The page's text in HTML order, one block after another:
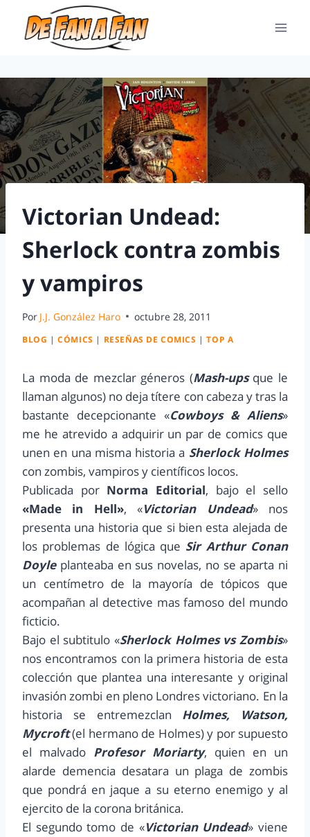
Victorian Undead:
Sherlock contra zombis
y vampiros
Por J.J. González Haro octubre 28, 2011
BLOG |CÓMICS | RESEÑAS DE COMICS |TOP A
La moda de mezclar géneros (Mash-upsque le
llaman algunos) no deja títere con cabeza y tras la
bastante decepcionante «Cowboys & Aliens»
me he atrevido a adquirir un par de comics que
unen en una misma historia a Sherlock Holmes
con zombis, vampiros y científicos locos.
Publicada por Norma Editorial, bajo el sello
«Made in Hell», «Victorian Undead» nos
presenta una historia que si bien esta alejada de
los problemas de lógica que Sir Arthur Conan
Doyleplanteaba en sus novelas, no se aparta ni
un centímetro de la mayoría de tópicos que
acompañan al detective mas famoso del mundo
ficticio.
Bajo el subtitulo «Sherlock Holmes vs Zombis»
nos encontramos con la primera historia de esta
colección que plantea una interesante y original
invasión zombi en pleno Londres victoriano. En la
historia se entremezclan Holmes, Watson,
Mycroft(el hermano de Holmes) y por supuesto
el malvado Profesor Moriarty, quien en un
alarde demencia desatara un plaga de zombis
que pondrá en jaque a su eterno enemigo y al
ejercito de la corona británica.
El segundo tomo de «Victorian Undead» viene